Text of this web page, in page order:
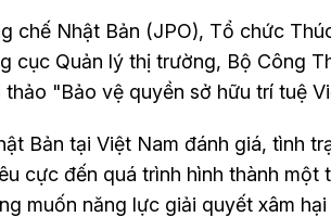
chế Nhật Bản (JPO), Tổ chức
cục Quản lý thị trường, Bộ Công
"Bảo vệ quyền sở hữu trí tuệ
Bản tại Việt Nam đánh giá, tình
cực đến quá trình hình thành một
muốn năng lực giải quyết xâm